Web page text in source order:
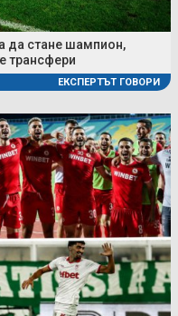
да стане шампион,
трансфери
ЕКСПЕРТЪТ ГОВОРИ